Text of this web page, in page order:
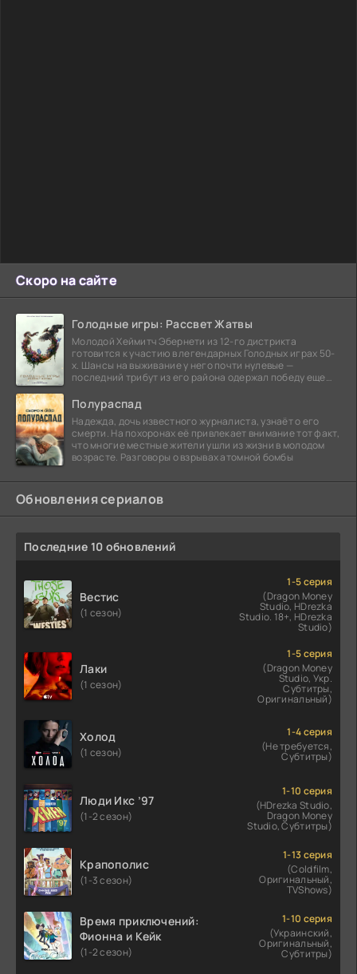
Скоро на сайте
Голодные игры: Рассвет Жатвы
Молодой Хеймитч Эбернети из 12-го дистрикта
готовится к участию в легендарных Голодных играх 50-
х. Шансы на выживание у него почти нулевые —
последний трибут из его района одержал победу еще
Полураспад
Надежда, дочь известного журналиста, узнаёт о его
смерти. На похоронах её привлекает внимание тот факт,
что многие местные жители ушли из жизни в молодом
возрасте. Разговоры о взрывах атомной бомбы
Обновления сериалов
Последние 10 обновлений
Вестис
(1 сезон)
1-5 серия
(Dragon Money
Studio, HDrezka
Studio. 18+, HDrezka
Studio)
Лаки
(1 сезон)
1-5 серия
(Dragon Money
Studio, Укр.
Субтитры,
Оригинальный)
Холод
(1 сезон)
1-4 серия
(Не требуется,
Субтитры)
Люди Икс ’97
(1-2 сезон)
1-10 серия
(HDrezka Studio,
Dragon Money
Studio, Субтитры)
Крапополис
(1-3 сезон)
1-13 серия
(Coldfilm,
Оригинальный,
TVShows)
Время приключений:
Фионна и Кейк
(1-2 сезон)
1-10 серия
(Украинский,
Оригинальный,
Субтитры)